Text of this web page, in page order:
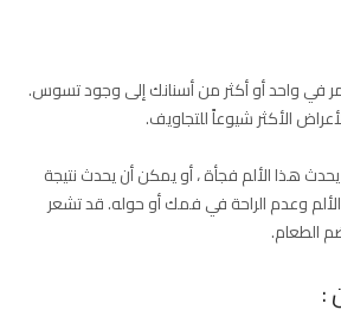
في واحد أو أكثر من أسنانك إلى وجود تسوس.
الأكثر شيوعاً للتجاويف.
هذا الألم فجأة ، أو يمكن أن يحدث نتيجة
وعدم الراحة في فمك أو حوله. قد تشعر
الطعام.